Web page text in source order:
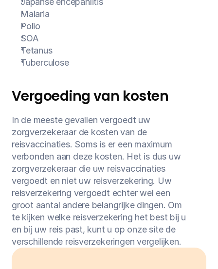
Malaria
Polio
SOA
Tetanus
Tuberculose
Vergoeding van kosten
In de meeste gevallen vergoedt uw
zorgverzekeraar de kosten van de
reisvaccinaties. Soms is er een maximum
verbonden aan deze kosten. Het is dus uw
zorgverzekeraar die uw reisvaccinaties
vergoedt en niet uw reisverzekering. Uw
reisverzekering vergoedt echter wel een
groot aantal andere belangrijke dingen. Om
te kijken welke reisverzekering het best bij u
en bij uw reis past, kunt u op onze site de
verschillende reisverzekeringen vergelijken.